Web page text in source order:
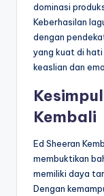
dominasi
Keberhasilan
dengan
yang kuat di
keaslian dan
Kembali
Ed Sheeran
membuktikan
memiliki daya
Dengan